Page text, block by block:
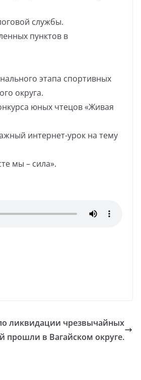
службы.
пунктов в
этапа спортивных
округа.
юных чтецов «Живая
интернет-урок на тему
мы – сила».
ликвидации чрезвычайных
прошли в Вагайском округе.